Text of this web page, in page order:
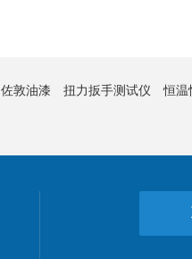
佐敦油漆 扭力扳手测试仪 恒温